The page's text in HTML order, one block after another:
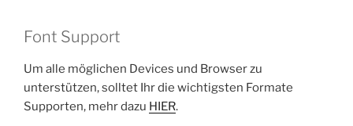
Font Support
Um alle möglichen Devices und Browser zu
unterstützen, solltet Ihr die wichtigsten Formate
Supporten, mehr dazu HIER.